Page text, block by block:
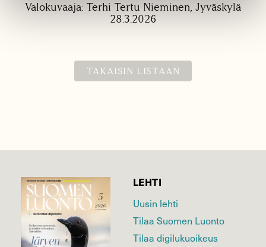
Valokuvaaja: Terhi Tertu Nieminen, Jyväskylä
28.3.2026
TAKAISIN LISTAAN
LEHTI
Uusin lehti
Tilaa Suomen Luonto
Tilaa digilukuoikeus